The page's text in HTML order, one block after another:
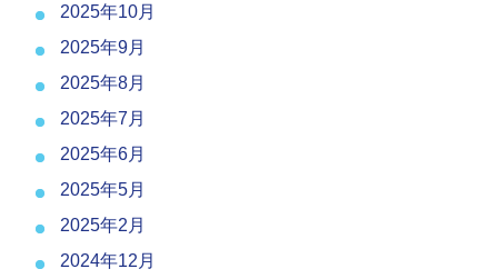
2025年10月
2025年9月
2025年8月
2025年7月
2025年6月
2025年5月
2025年2月
2024年12月